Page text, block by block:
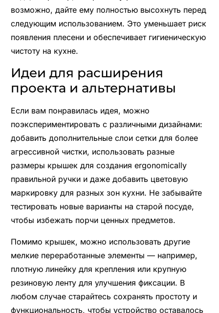
возможно, дайте ему полностью высохнуть перед
следующим использованием. Это уменьшает риск
появления плесени и обеспечивает гигиеническую
чистоту на кухне.
Идеи для расширения
проекта и альтернативы
Если вам понравилась идея, можно
поэкспериментировать с различными дизайнами:
добавить дополнительные слои сетки для более
агрессивной чистки, использовать разные
размеры крышек для создания ergonomically
правильной ручки и даже добавить цветовую
маркировку для разных зон кухни. Не забывайте
тестировать новые варианты на старой посуде,
чтобы избежать порчи ценных предметов.
Помимо крышек, можно использовать другие
мелкие переработанные элементы — например,
плотную линейку для крепления или крупную
резиновую ленту для улучшения фиксации. В
любом случае старайтесь сохранять простоту и
функциональность, чтобы устройство оставалось